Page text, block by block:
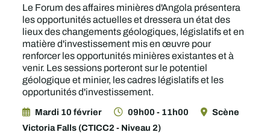
Le Forum des affaires minières d'Angola présentera
les opportunités actuelles et dressera un état des
lieux des changements géologiques, législatifs et en
matière d'investissement mis en œuvre pour
renforcer les opportunités minières existantes et à
venir. Les sessions porteront sur le potentiel
géologique et minier, les cadres législatifs et les
opportunités d'investissement.
Mardi 10 février 09h00 - 11h00
Scène
Victoria Falls (CTICC2 - Niveau 2)